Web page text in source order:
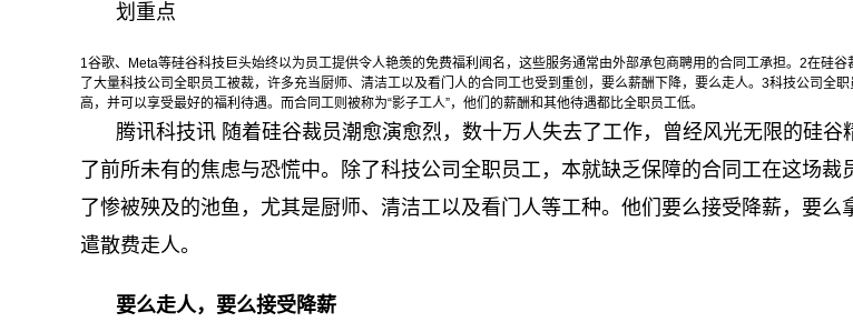
划重点
1谷歌、Meta等硅谷科技巨头始终以为员工提供令人艳羡的免费福利闻名，这些服务通常由外部承包商聘用的合同工承担。 2在硅谷
了大量科技公司全职员工被裁，许多充当厨师、清洁工以及看门人的合同工也受到重创，要么薪酬下降，要么走人。 3科技公司全
高，并可以享受最好的福利待遇。而合同工则被称为“影子工人”，他们的薪酬和其他待遇都比全职员工低。
腾讯科技讯 随着硅谷裁员潮愈演愈烈，数十万人失去了工作，曾经风光无限的硅谷
了前所未有的焦虑与恐慌中。除了科技公司全职员工，本就缺乏保障的合同工在这场裁
了惨被殃及的池鱼，尤其是厨师、清洁工以及看门人等工种。他们要么接受降薪，要么
遣散费走人。
要么走人，要么接受降薪